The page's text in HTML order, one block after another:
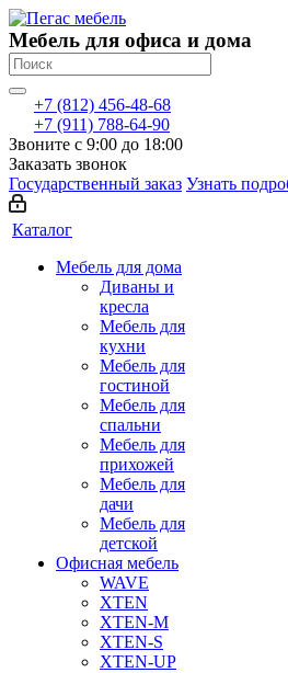
Мебель для офиса и дома
+7 (812) 456-48-68
+7 (911) 788-64-90
Звоните с 9:00 до 18:00
Заказать звонок
Государственный заказ Узнать
Каталог
Мебель для дома
Диваны и
кресла
Мебель для
кухни
Мебель для
гостиной
Мебель для
спальни
Мебель для
прихожей
Мебель для
дачи
Мебель для
детской
Офисная мебель
WAVE
XTEN
XTEN-M
XTEN-S
XTEN-UP